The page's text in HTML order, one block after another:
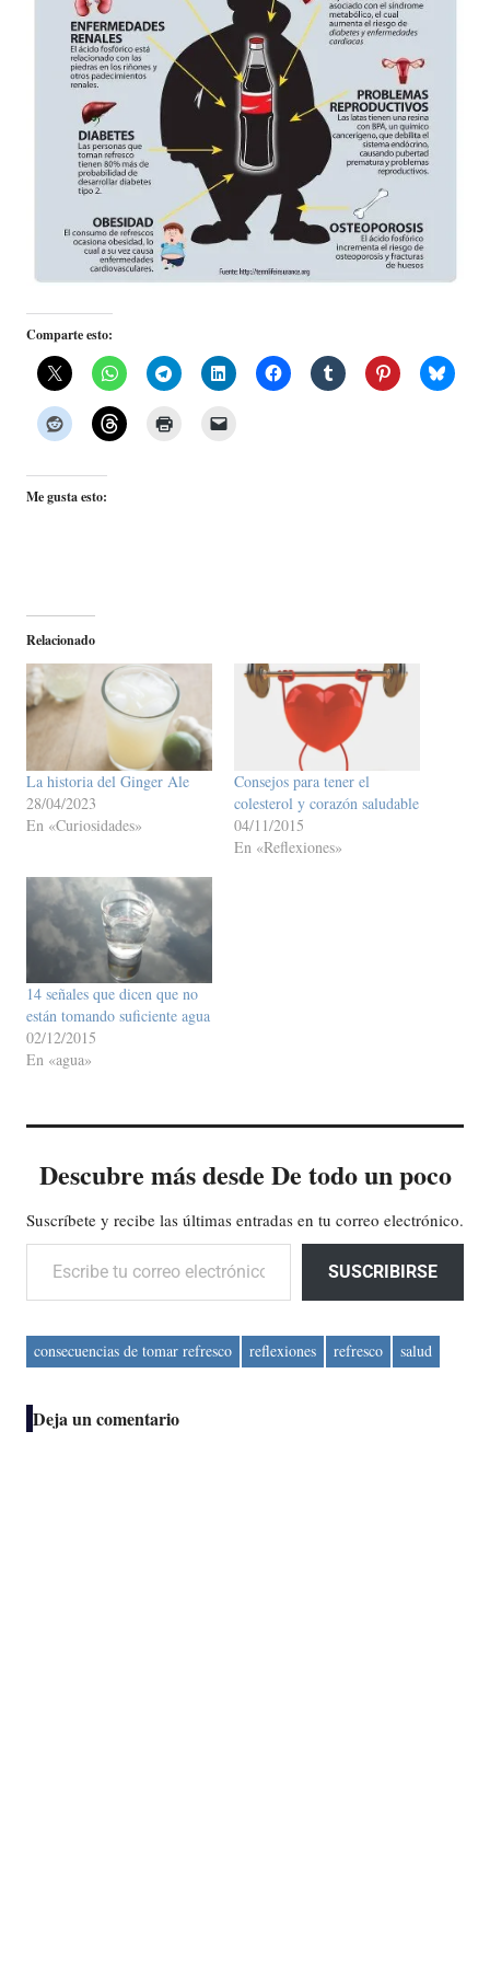
Comparte esto:
Me gusta esto:
Relacionado
La historia del Ginger Ale
28/04/2023
En «Curiosidades»
Consejos para tener el
colesterol y corazón saludable
04/11/2015
En «Reflexiones»
14 señales que dicen que no
están tomando suficiente agua
02/12/2015
En «agua»
Descubre más desde De todo un poco
Suscríbete y recibe las últimas entradas en tu correo electrónico.
Escribe tu correo electrónico…
SUSCRIBIRSE
consecuencias de tomar refresco reflexiones refresco salud
Deja un comentario